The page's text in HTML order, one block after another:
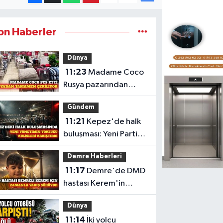
Haberler
Dünya
11:23 Madame Coco
Rusya pazarından
tamamen çekilme
kararı aldı
Gündem
11:21
buluşması: Yeni Parti
yönetimi katılmadı
Demre Haberleri
11:17
hastası Kerem'in
kampanyası yüzde
46'ya ulaştı
Dünya
11:14